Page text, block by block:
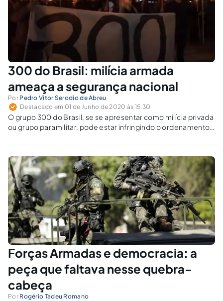
300 do Brasil: milícia armada
ameaça a segurança nacional
Por Pedro Vitor Serodio de Abreu
Destacado em 01 de Junho de 2020 às 15:30
O grupo 300 do Brasil, se se apresentar como milícia privada
ou grupo paramilitar, pode estar infringindo o ordenamento
Forças Armadas e democracia: a
peça que faltava nesse quebra-
cabeça
Por Rogério Tadeu Romano